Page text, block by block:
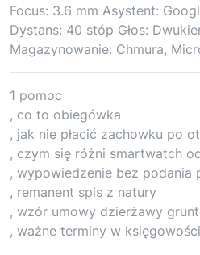
Focus: 3.6 mm Asystent:
Dystans: 40 stóp Głos:
Magazynowanie: Chmura,
1 pomoc
, co to obiegówka
, jak nie płacić zachowku po
, czym się różni smartwatch
, wypowiedzenie bez podania
, remanent spis z natury
, wzór umowy dzierżawy
, ważne terminy w